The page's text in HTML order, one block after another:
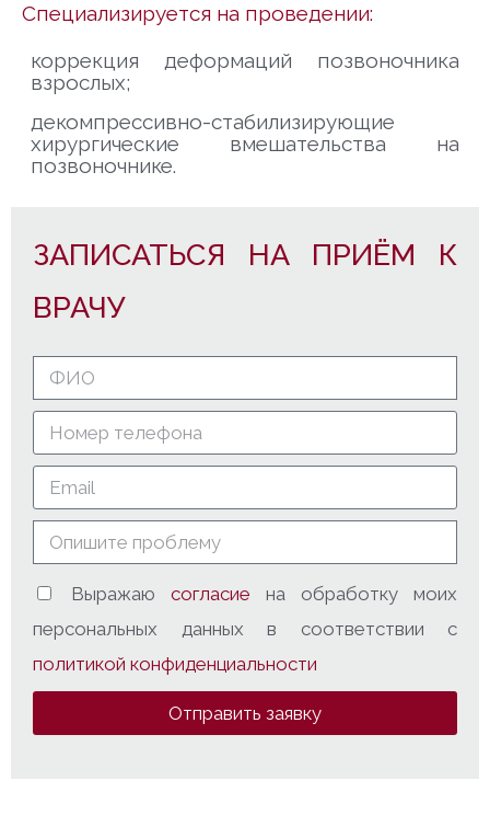
Специализируется на проведении:
коррекция деформаций позвоночника
взрослых;
декомпрессивно-стабилизирующие
хирургические вмешательства на
позвоночнике.
ЗАПИСАТЬСЯ НА ПРИЁМ К
ВРАЧУ
Выражаю согласие на обработку моих
персональных данных в соответствии с
политикой конфиденциальности
Отправить заявку